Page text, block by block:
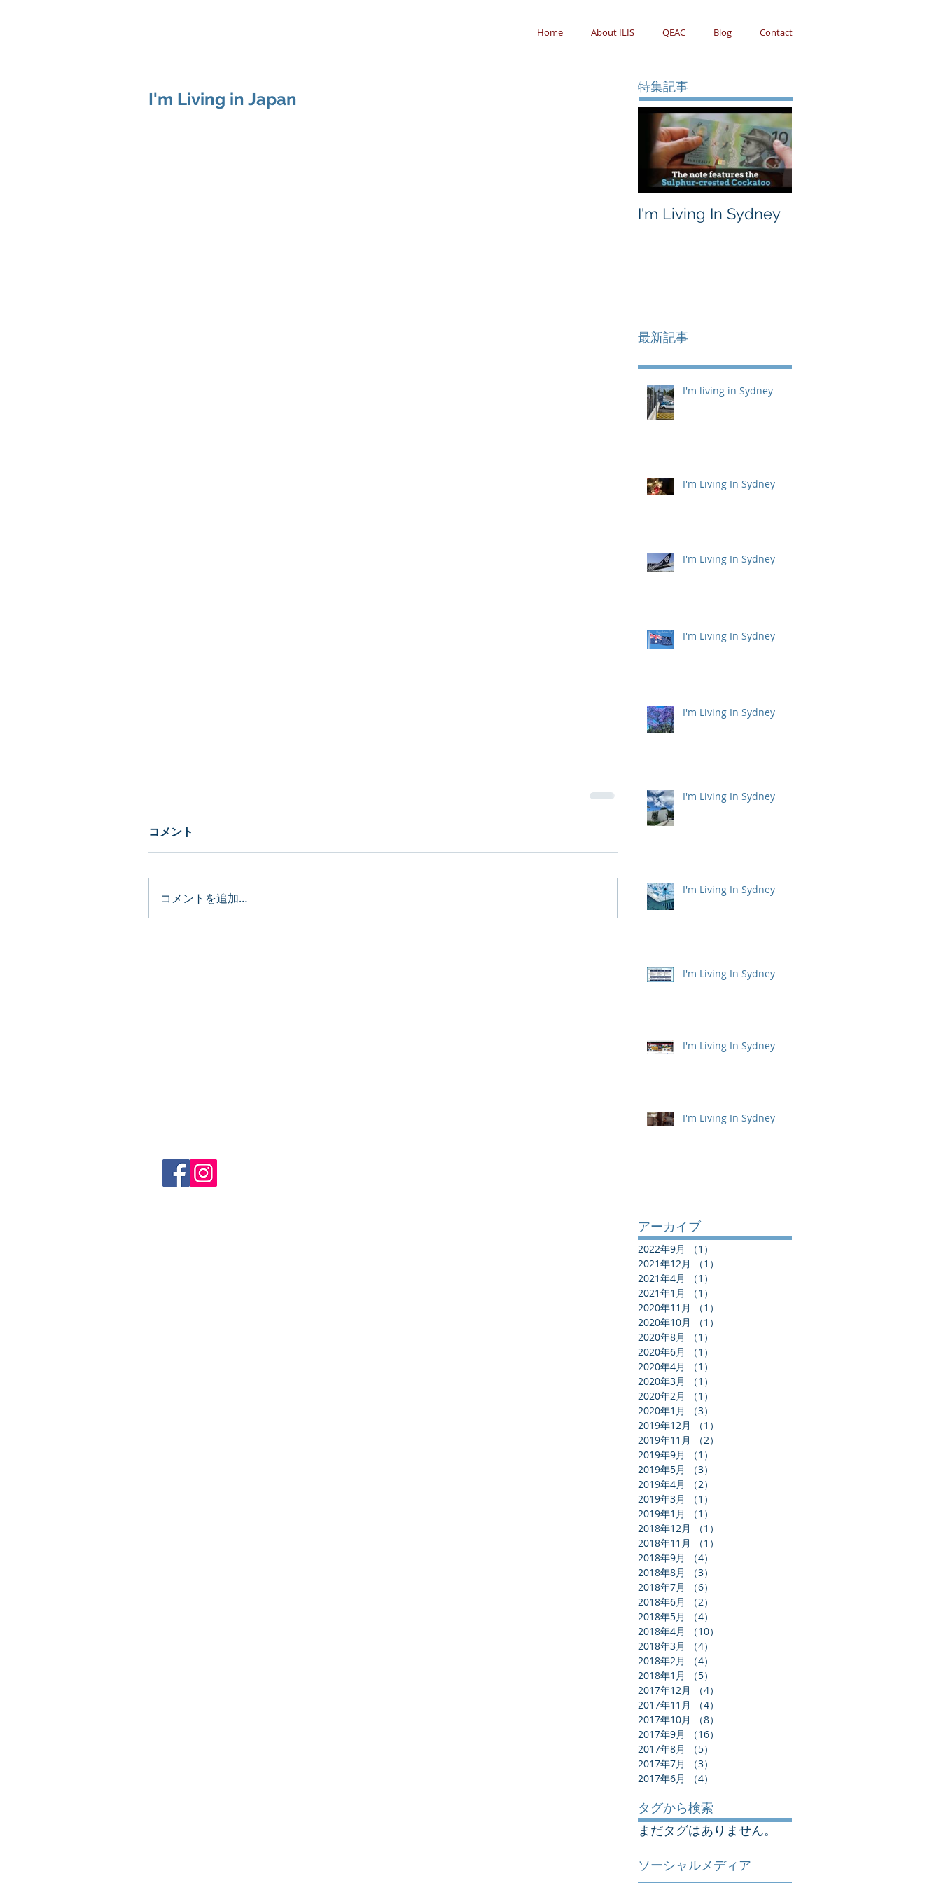
Home About ILIS QEAC Blog Contact
I'm Living in Japan
コメント
コメントを追加…
特集記事
I'm Living In Sydney
最新記事
I'm living in Sydney
I'm Living In Sydney
I'm Living In Sydney
I'm Living In Sydney
I'm Living In Sydney
I'm Living In Sydney
I'm Living In Sydney
I'm Living In Sydney
I'm Living In Sydney
I'm Living In Sydney
アーカイブ
2022年9月 （1）
2021年12月
（1）
2021年4月
（1）
2021年1月
（1）
2020年11月
（1）
2020年10月
（1）
2020年8月
（1）
2020年6月
（1）
2020年4月
（1）
2020年3月
（1）
2020年2月
（1）
2020年1月
（3）
2019年12月
（1）
2019年11月
（2）
2019年9月
（1）
2019年5月
（3）
2019年4月
（2）
2019年3月
（1）
2019年1月
（1）
2018年12月
（1）
2018年11月
（1）
2018年9月
（4）
2018年8月
（3）
2018年7月
（6）
2018年6月
（2）
2018年5月
（4）
2018年4月
（10）
2018年3月
（4）
2018年2月
（4）
2018年1月
（5）
2017年12月
（4）
2017年11月
（4）
2017年10月
（8）
2017年9月
（16）
2017年8月
（5）
2017年7月
（3）
2017年6月
（4）
タグから検索
まだタグはありません。
ソーシャルメディア